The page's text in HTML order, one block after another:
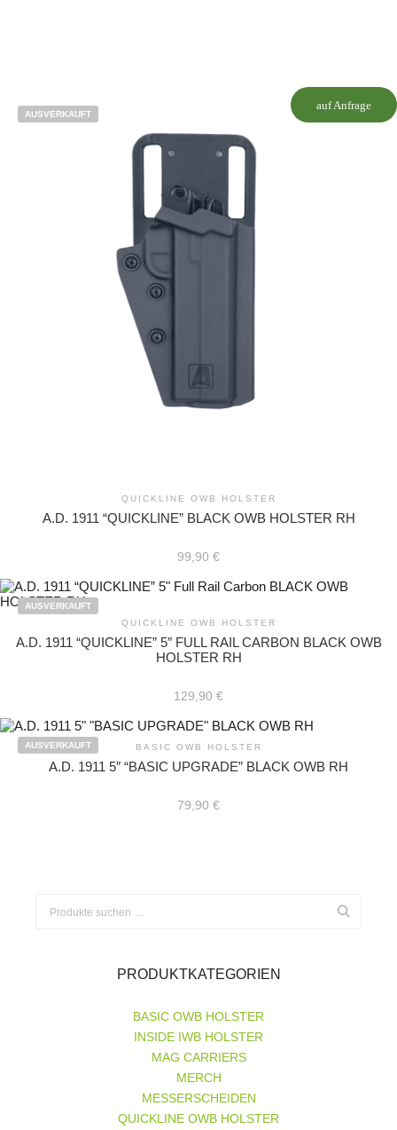
auf Anfrage
AUSVERKAUFT
QUICKLINE OWB HOLSTER
A.D. 1911 “QUICKLINE” BLACK OWB HOLSTER RH
99,90 €
AUSVERKAUFT
QUICKLINE OWB HOLSTER
A.D. 1911 “QUICKLINE” 5″ FULL RAIL CARBON BLACK OWB
HOLSTER RH
129,90 €
AUSVERKAUFT BASIC OWB HOLSTER
A.D. 1911 5″ “BASIC UPGRADE” BLACK OWB RH
79,90 €
PRODUKTKATEGORIEN
BASIC OWB HOLSTER
INSIDE IWB HOLSTER
MAG CARRIERS
MERCH
MESSERSCHEIDEN
QUICKLINE OWB HOLSTER